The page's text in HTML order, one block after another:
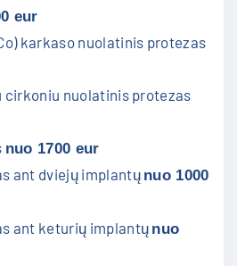
eur
karkaso nuolatinis protezas
cirkoniu nuolatinis protezas
nuo 1700 eur
ant dviejų implantų nuo 1000
ant keturių implantų nuo